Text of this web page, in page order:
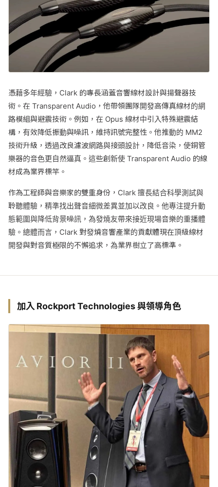
憑藉多年經驗，Clark 的專長涵蓋音響線材設計與揚聲器技
術。在 Transparent Audio，他帶領團隊開發高傳真線材的網
路模組與避震技術。例如，在 Opus 線材中引入特殊避震結
構，有效降低振動與噪訊，維持訊號完整性。他推動的 MM2
技術升級，透過改良濾波網路與接頭設計，降低音染，使銅管
樂器的音色更自然逼真。這些創新使 Transparent Audio 的線
材成為業界標竿。
作為工程師與音樂家的雙重身份，Clark 擅長結合科學測試與
聆聽體驗，精準找出聲音細微差異並加以改良。他專注提升動
態範圍與降低背景噪訊，為發燒友帶來接近現場音樂的重播體
驗。總體而言，Clark 對發燒音響產業的貢獻體現在頂級線材
開發與對音質極限的不懈追求，為業界樹立了高標準。
加入 Rockport Technologies 與領導角色